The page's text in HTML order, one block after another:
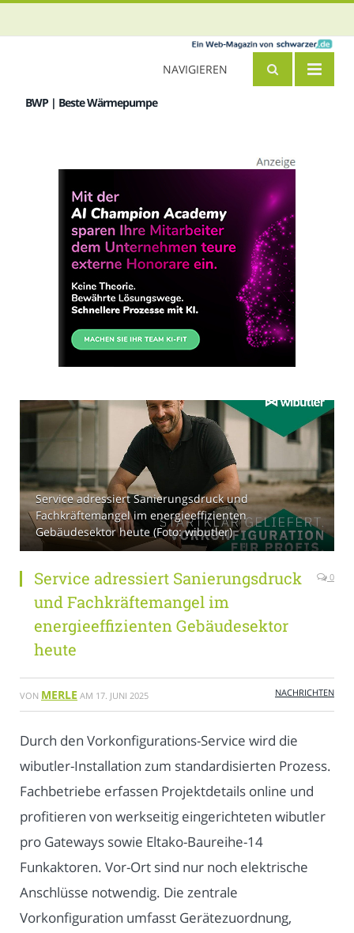
BWP | Beste Wärmepumpe
NAVIGIEREN
Service adressiert Sanierungsdruck und
Fachkräftemangel im energieeffizienten
Gebäudesektor heute (Foto: wibutler)
Service adressiert Sanierungsdruck
und Fachkräftemangel im
energieeffizienten Gebäudesektor
heute
0
VON MERLE AM 17. JUNI 2025 NACHRICHTEN
Durch den Vorkonfigurations-Service wird die
wibutler-Installation zum standardisierten Prozess.
Fachbetriebe erfassen Projektdetails online und
profitieren von werkseitig eingerichteten wibutler
pro Gateways sowie Eltako-Baureihe-14
Funkaktoren. Vor-Ort sind nur noch elektrische
Anschlüsse notwendig. Die zentrale
Vorkonfiguration umfasst Gerätezuordnung,